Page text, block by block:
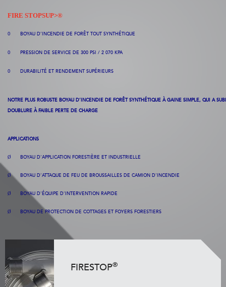
FIRE STOPSUP>®
O BOYAU D’INCENDIE DE FORÊT TOUT SYNTHÉTIQUE
O PRESSION DE SERVICE DE 300 PSI / 2 070 KPA
O DURABILITÉ ET RENDEMENT SUPÉRIEURS
NOTRE PLUS ROBUSTE BOYAU D’INCENDIE DE FORÊT SYNTHÉTIQUE À GAINE SIMPLE, QUI A
DOUBLURE À FAIBLE PERTE DE CHARGE
APPLICATIONS
Ø BOYAU D'APPLICATION FORESTIÈRE ET INDUSTRIELLE
Ø BOYAU D'ATTAQUE DE FEU DE BROUSSAILLES DE CAMION D'INCENDIE
Ø BOYAU D'ÉQUIPE D'INTERVENTION RAPIDE
Ø BOYAU DE PROTECTION DE COTTAGES ET FOYERS FORESTIERS
FIRESTOP®